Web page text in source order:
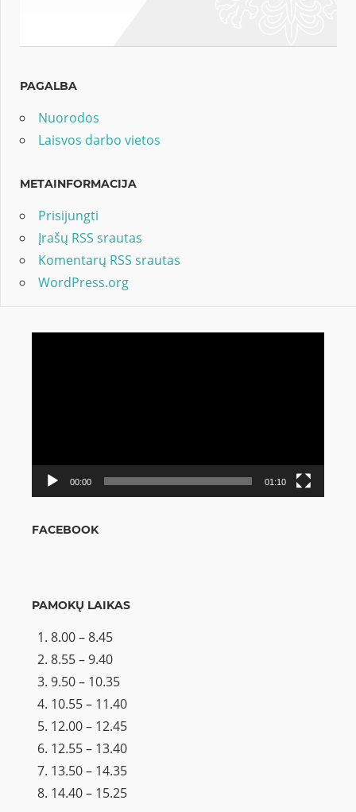
PAGALBA
Nuorodos
Laisvos darbo vietos
METAINFORMACIJA
Prisijungti
Įrašų RSS srautas
Komentarų RSS srautas
WordPress.org
00:00 01:10
FACEBOOK
PAMOKŲ LAIKAS
8.00 – 8.45
8.55 – 9.40
9.50 – 10.35
10.55 – 11.40
12.00 – 12.45
12.55 – 13.40
13.50 – 14.35
14.40 – 15.25